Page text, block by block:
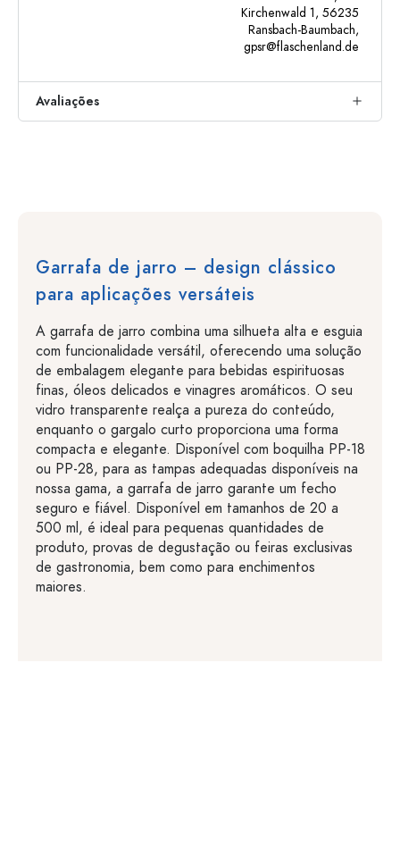
Kirchenwald 1, 56235
Ransbach-Baumbach,
gpsr@flaschenland.de
Avaliações
Garrafa de jarro – design clássico
para aplicações versáteis
A garrafa de jarro combina uma silhueta alta e esguia
com funcionalidade versátil, oferecendo uma solução
de embalagem elegante para bebidas espirituosas
finas, óleos delicados e vinagres aromáticos. O seu
vidro transparente realça a pureza do conteúdo,
enquanto o gargalo curto proporciona uma forma
compacta e elegante. Disponível com boquilha PP-18
ou PP-28, para as tampas adequadas disponíveis na
nossa gama, a garrafa de jarro garante um fecho
seguro e fiável. Disponível em tamanhos de 20 a
500 ml, é ideal para pequenas quantidades de
produto, provas de degustação ou feiras exclusivas
de gastronomia, bem como para enchimentos
maiores.